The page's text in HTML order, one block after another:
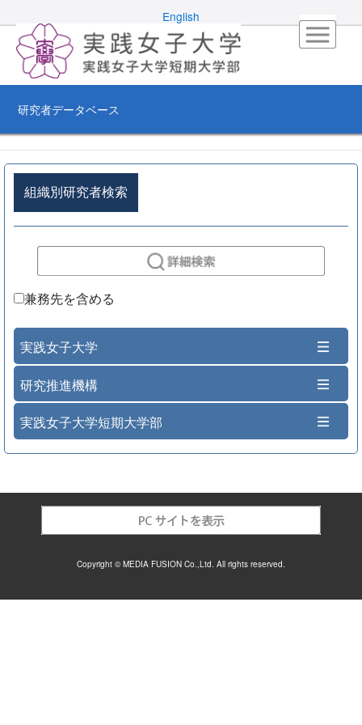
English
研究者データベース
組織別研究者検索
兼務先を含める
実践女子大学
研究推進機構
実践女子大学短期大学部
Copyright © MEDIA FUSION Co.,Ltd. All rights reserved.